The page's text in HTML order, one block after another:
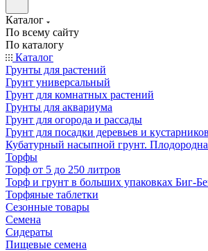
Каталог
По всему сайту
По каталогу
Каталог
Грунты для растений
Грунт универсальный
Грунт для комнатных растений
Грунты для аквариума
Грунт для огорода и рассады
Грунт для посадки деревьев и кустарников
Кубатурный насыпной грунт.
Торфы
Торф от 5 до 250 литров
Торф и грунт в больших упаковках Биг-
Торфяные таблетки
Сезонные товары
Семена
Сидераты
Пищевые семена